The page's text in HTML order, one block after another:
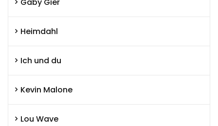
Heimdahl
Ich und du
Kevin Malone
Lou Wave